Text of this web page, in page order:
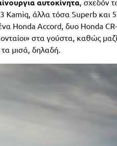
αυτοκίνητα, σχεδόν
Kamiq, άλλα τόσα Superb και
Honda Accord, δυο Honda
στα γούστα, καθώς
μισά, δηλαδή.